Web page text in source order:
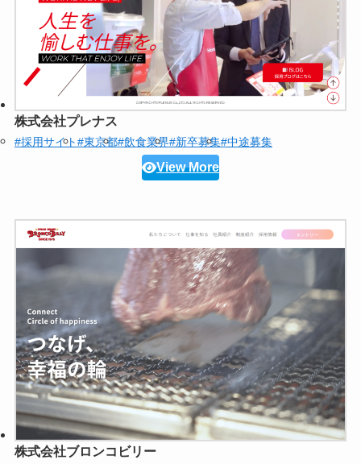
株式会社プレナス
#採用サイト#東京都#飲食業界#新卒募集#中途募集
View More
株式会社ブロンコビリー